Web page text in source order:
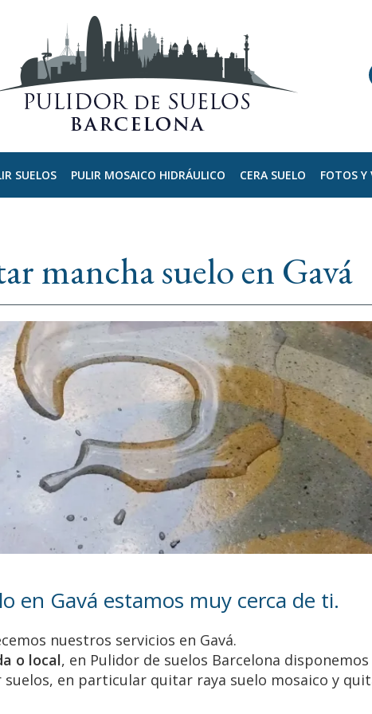
SUELOS PULIR MOSAICO HIDRÁULICO CERA SUELO FOTOS Y
mancha suelo en Gavá
en Gavá estamos muy cerca de ti.
nuestros servicios en Gavá.
o local, en Pulidor de suelos Barcelona
en particular quitar raya suelo mosaico y